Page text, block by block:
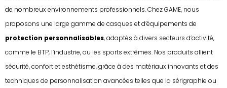
de nombreux environnements professionnels. Chez GAME, nous
proposons une large gamme de casques et d’équipements de
protection personnalisables, adaptés à divers secteurs d’activité,
comme le BTP, l’industrie, ou les sports extrêmes. Nos produits allient
sécurité, confort et esthétisme, grâce à des matériaux innovants et des
techniques de personnalisation avancées telles que la sérigraphie ou